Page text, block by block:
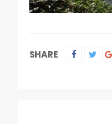
SHARE